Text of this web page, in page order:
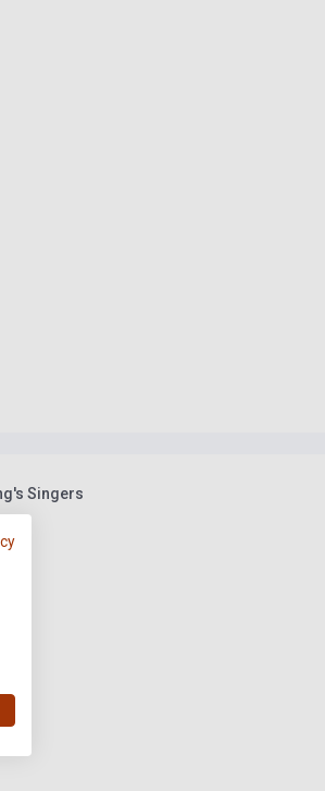
Singers